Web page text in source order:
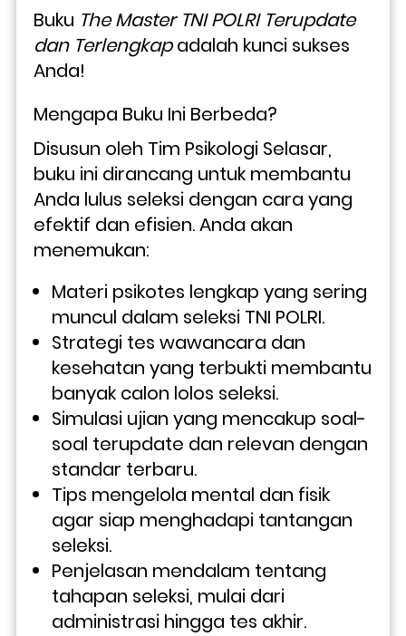
Buku The Master TNI POLRI Terupdate
dan Terlengkap adalah kunci sukses
Anda!
Mengapa Buku Ini Berbeda?
Disusun oleh Tim Psikologi Selasar,
buku ini dirancang untuk membantu
Anda lulus seleksi dengan cara yang
efektif dan efisien. Anda akan
menemukan:
Materi psikotes lengkap yang sering
muncul dalam seleksi TNI POLRI.
Strategi tes wawancara dan
kesehatan yang terbukti membantu
banyak calon lolos seleksi.
Simulasi ujian yang mencakup soal-
soal terupdate dan relevan dengan
standar terbaru.
Tips mengelola mental dan fisik
agar siap menghadapi tantangan
seleksi.
Penjelasan mendalam tentang
tahapan seleksi, mulai dari
administrasi hingga tes akhir.